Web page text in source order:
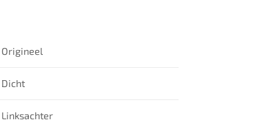
Origineel
Dicht
Linksachter